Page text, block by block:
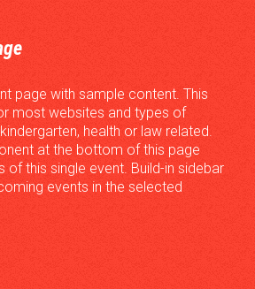
page with sample content. This
most websites and types of
health or law related.
at the bottom of this page
of this single event. Build-in sidebar
events in the selected